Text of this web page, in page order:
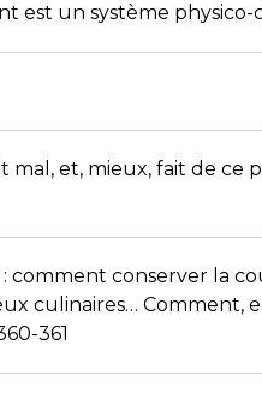
est un système physico-
mal, et, mieux, fait de ce
conserver la
culinaires… Comment,
361